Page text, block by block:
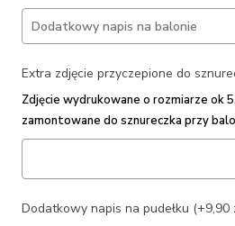
Extra zdjęcie przyczepione do
Zdjęcie wydrukowane o rozmiarze ok
zamontowane do sznureczka przy
Dodatkowy napis na pudełku (+9,90